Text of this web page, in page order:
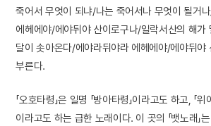
죽어서 무엇이 되냐/나는 죽어서나 무엇이 될거
에헤에야/에야뒤야 산이로구나/일락서산의 해가
달이 솟아온다/에야라뒤야라 에헤에야/에야뒤
부른다.
「오호타령」은 일명 「방아타령」이라고도 하고, 「위
이라고도 하는 급한 노래이다. 이 곳의 「뱃노래」